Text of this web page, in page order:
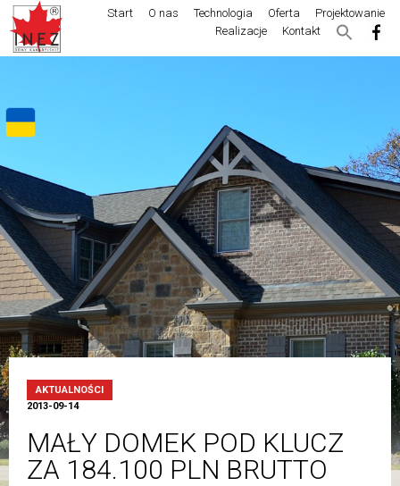
Start O nas Technologia Oferta
Projektowanie
Realizacje
Kontakt
AKTUALNOŚCI
2013-09-14
MAŁY DOMEK POD KLUCZ
ZA 184.100 PLN BRUTTO